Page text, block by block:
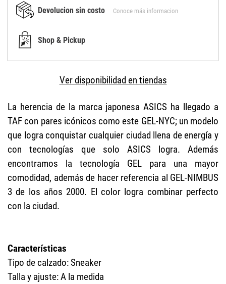
Devolucion sin costo Conoce más informacion
Shop & Pickup
Ver disponibilidad en tiendas
La herencia de la marca japonesa ASICS ha llegado a
TAF con pares icónicos como este GEL-NYC; un modelo
que logra conquistar cualquier ciudad llena de energía y
con tecnologías que solo ASICS logra. Además
encontramos la tecnología GEL para una mayor
comodidad, además de hacer referencia al GEL-NIMBUS
3 de los años 2000. El color logra combinar perfecto
con la ciudad.
Características
Tipo de calzado: Sneaker
Talla y ajuste: A la medida